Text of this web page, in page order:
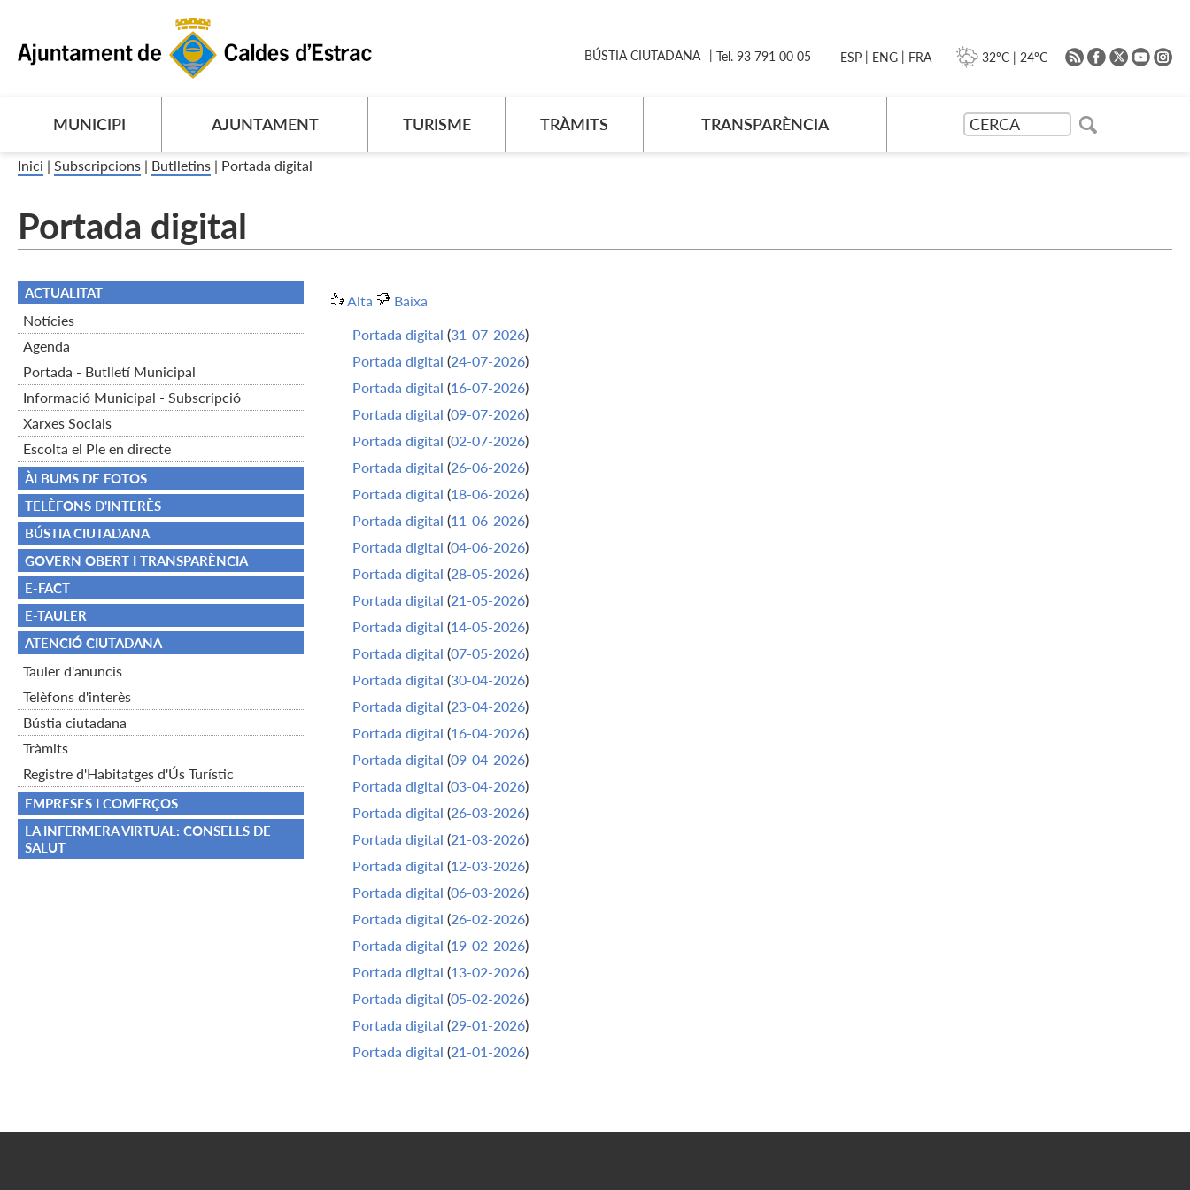
MUNICIPI AJUNTAMENT TURISME TRÀMITS TRANSPARÈNCIA
BÚSTIA CIUTADANA Tel. 93 791 00 05 ESP | ENG | FRA 32ºC | 24ºC
Inici | Subscripcions | Butlletins | Portada digital
Portada digital
ACTUALITAT
Notícies
Agenda
Portada - Butlletí Municipal
Informació Municipal - Subscripció
Xarxes Socials
Escolta el Ple en directe
ÀLBUMS DE FOTOS
TELÈFONS D'INTERÈS
BÚSTIA CIUTADANA
GOVERN OBERT I TRANSPARÈNCIA
E-FACT
E-TAULER
ATENCIÓ CIUTADANA
Tauler d'anuncis
Telèfons d'interès
Bústia ciutadana
Tràmits
Registre d'Habitatges d'Ús Turístic
EMPRESES I COMERÇOS
LA INFERMERA VIRTUAL: CONSELLS DE
SALUT
Alta
Baixa
Portada digital (31-07-2026)
Portada digital (24-07-2026)
Portada digital (16-07-2026)
Portada digital (09-07-2026)
Portada digital (02-07-2026)
Portada digital (26-06-2026)
Portada digital (18-06-2026)
Portada digital (11-06-2026)
Portada digital (04-06-2026)
Portada digital (28-05-2026)
Portada digital (21-05-2026)
Portada digital (14-05-2026)
Portada digital (07-05-2026)
Portada digital (30-04-2026)
Portada digital (23-04-2026)
Portada digital (16-04-2026)
Portada digital (09-04-2026)
Portada digital (03-04-2026)
Portada digital (26-03-2026)
Portada digital (21-03-2026)
Portada digital (12-03-2026)
Portada digital (06-03-2026)
Portada digital (26-02-2026)
Portada digital (19-02-2026)
Portada digital (13-02-2026)
Portada digital (05-02-2026)
Portada digital (29-01-2026)
Portada digital (21-01-2026)